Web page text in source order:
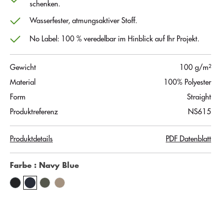
schenken.
Wasserfester, atmungsaktiver Stoff.
No Label: 100 % veredelbar im Hinblick auf Ihr Projekt.
Gewicht
100 g/m²
Material
100% Polyester
Form
Straight
Produktreferenz
NS615
Produktdetails PDF Datenblatt
Farbe : Navy Blue